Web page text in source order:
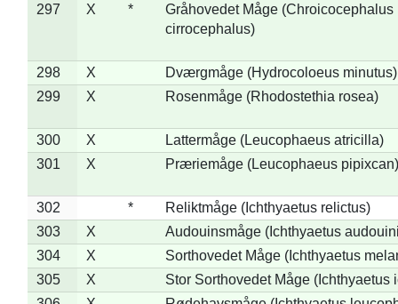
297
X *
Gråhovedet Måge (Chroicocephalus
cirrocephalus)
298 X
Dværgmåge (Hydrocoloeus minutus)
299
X Rosenmåge (Rhodostethia rosea)
300 X
Lattermåge (Leucophaeus atricilla)
301
X Præriemåge (Leucophaeus pipixcan)
302 *
Reliktmåge (Ichthyaetus relictus)
303
X
Audouinsmåge (Ichthyaetus
304
X
Sorthovedet Måge (Ichthyaetus
305
X
Stor Sorthovedet Måge (Ichthyaetus